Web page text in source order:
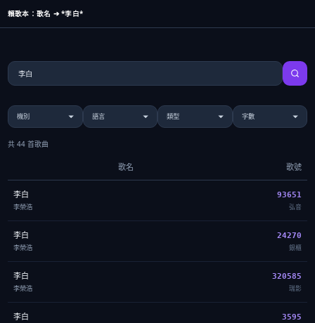
賴歌本：歌名 ➔ *李白*
共 44 首歌曲
歌名 歌號
李白
李榮浩
93651
弘音
李白
李榮浩
24270
銀櫃
李白
李榮浩
320585
瑞影
李白 3595